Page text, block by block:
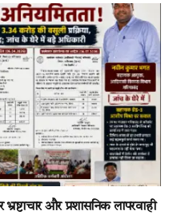
और प्रशासनिक लापरवाही